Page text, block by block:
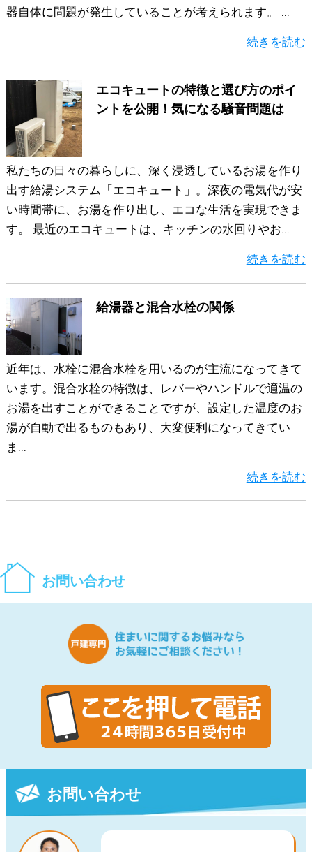
器自体に問題が発生していることが考えられます。 ...
続きを読む
エコキュートの特徴と選び方のポイ
ントを公開！気になる騒音問題は
私たちの日々の暮らしに、深く浸透しているお湯を作り
出す給湯システム「エコキュート」。深夜の電気代が安
い時間帯に、お湯を作り出し、エコな生活を実現できま
す。 最近のエコキュートは、キッチンの水回りやお...
続きを読む
給湯器と混合水栓の関係
近年は、水栓に混合水栓を用いるのが主流になってきて
います。混合水栓の特徴は、レバーやハンドルで適温の
お湯を出すことができることですが、設定した温度のお
湯が自動で出るものもあり、大変便利になってきてい
ま...
続きを読む
お問い合わせ
お問い合わせ